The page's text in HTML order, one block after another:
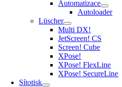
Automatizace
Autoloader
Lüscher
Multi DX!
JetScreen! CS
Screen! Cube
XPose!
XPose! FlexLine
XPose! SecureLine
Sítotisk